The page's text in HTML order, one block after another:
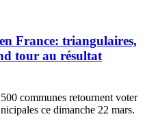
France: triangulaires,
tour au résultat
communes retournent voter
ce dimanche 22 mars.